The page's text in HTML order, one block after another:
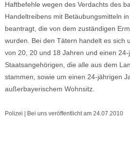
Haftbefehle wegen des Verdachts des
Handeltreibens mit Betäubungsmitteln
beantragt, die von dem zuständigen
wurden. Bei den Tätern handelt es sich
von 20, 20 und 18 Jahren und einen
Staatsangehörigen, die alle aus dem
stammen, sowie um einen 24-jährigen
außerbayerischem Wohnsitz.
Polizei | Bei uns veröffentlicht am 24.07.2010